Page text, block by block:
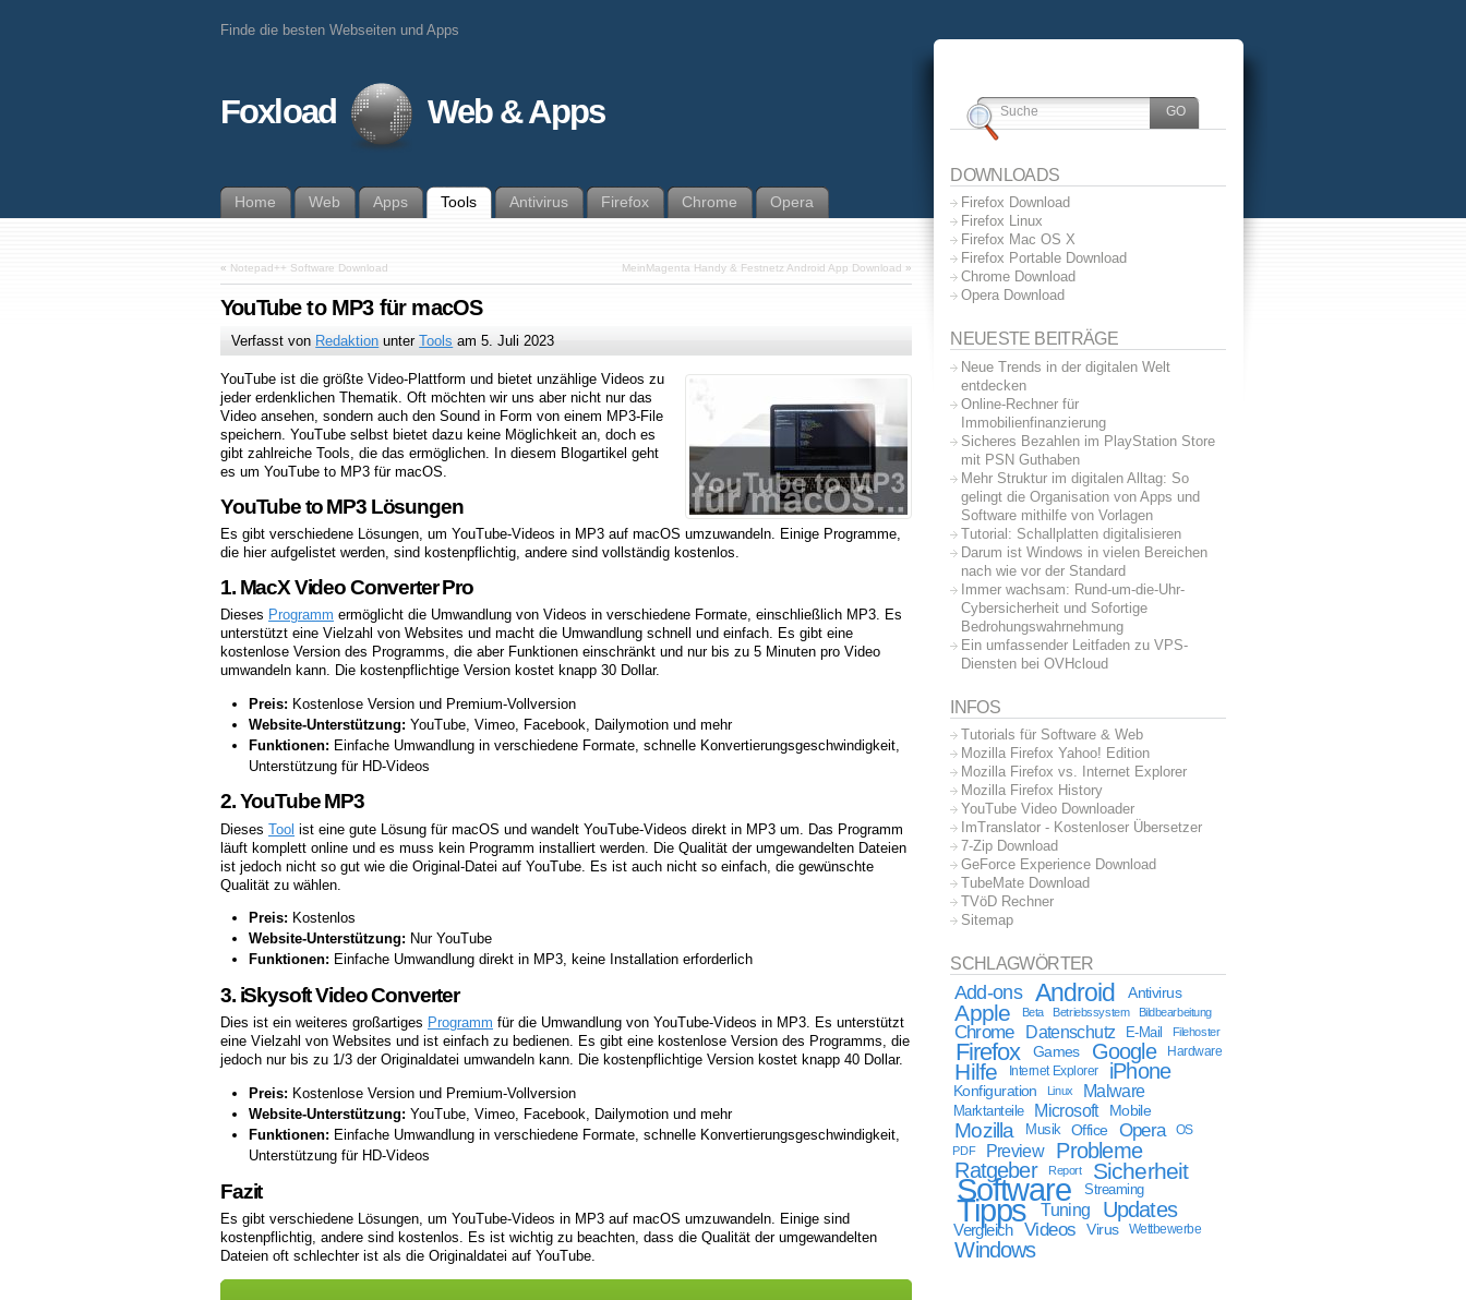
Finde die besten Webseiten und Apps
Foxload Web & Apps
Home Web Apps Tools Antivirus Firefox Chrome Opera
« Notepad++ Software Download MeinMagenta Handy & Festnetz Android App Download »
YouTube to MP3 für macOS
Verfasst von Redaktion unterTools am5. Juli 2023
YouTube ist die größte Video-Plattform und bietet unzählige Videos zu
jeder erdenklichen Thematik. Oft möchten wir uns aber nicht nur das
Video ansehen, sondern auch den Sound in Form von einem MP3-File
speichern. YouTube selbst bietet dazu keine Möglichkeit an, doch es
gibt zahlreiche Tools, die das ermöglichen. In diesem Blogartikel geht
es um YouTube to MP3 für macOS.
YouTube to MP3 Lösungen
Es gibt verschiedene Lösungen, um YouTube-Videos in MP3 auf macOS umzuwandeln. Einige Programme,
die hier aufgelistet werden, sind kostenpflichtig, andere sind vollständig kostenlos.
1. MacX Video Converter Pro
Dieses Programm ermöglicht die Umwandlung von Videos in verschiedene Formate, einschließlich MP3. Es
unterstützt eine Vielzahl von Websites und macht die Umwandlung schnell und einfach. Es gibt eine
kostenlose Version des Programms, die aber Funktionen einschränkt und nur bis zu 5 Minuten pro Video
umwandeln kann. Die kostenpflichtige Version kostet knapp 30 Dollar.
Preis: Kostenlose Version und Premium-Vollversion
Website-Unterstützung: YouTube, Vimeo, Facebook, Dailymotion und mehr
Funktionen: Einfache Umwandlung in verschiedene Formate, schnelle Konvertierungsgeschwindigkeit,
Unterstützung für HD-Videos
2. YouTube MP3
Dieses Tool ist eine gute Lösung für macOS und wandelt YouTube-Videos direkt in MP3 um. Das Programm
läuft komplett online und es muss kein Programm installiert werden. Die Qualität der umgewandelten Dateien
ist jedoch nicht so gut wie die Original-Datei auf YouTube. Es ist auch nicht so einfach, die gewünschte
Qualität zu wählen.
Preis: Kostenlos
Website-Unterstützung: Nur YouTube
Funktionen: Einfache Umwandlung direkt in MP3, keine Installation erforderlich
3. iSkysoft Video Converter
Dies ist ein weiteres großartiges Programm für die Umwandlung von YouTube-Videos in MP3. Es unterstützt
eine Vielzahl von Websites und ist einfach zu bedienen. Es gibt eine kostenlose Version des Programms, die
jedoch nur bis zu 1/3 der Originaldatei umwandeln kann. Die kostenpflichtige Version kostet knapp 40 Dollar.
Preis: Kostenlose Version und Premium-Vollversion
Website-Unterstützung: YouTube, Vimeo, Facebook, Dailymotion und mehr
Funktionen: Einfache Umwandlung in verschiedene Formate, schnelle Konvertierungsgeschwindigkeit,
Unterstützung für HD-Videos
Fazit
Es gibt verschiedene Lösungen, um YouTube-Videos in MP3 auf macOS umzuwandeln. Einige sind
kostenpflichtig, andere sind kostenlos. Es ist wichtig zu beachten, dass die Qualität der umgewandelten
Dateien oft schlechter ist als die Originaldatei auf YouTube.
DOWNLOADS
Firefox Download
Firefox Linux
Firefox Mac OS X
Firefox Portable Download
Chrome Download
Opera Download
NEUESTE BEITRÄGE
Neue Trends in der digitalen Welt
entdecken
Online-Rechner für
Immobilienfinanzierung
Sicheres Bezahlen im PlayStation Store
mit PSN Guthaben
Mehr Struktur im digitalen Alltag: So
gelingt die Organisation von Apps und
Software mithilfe von Vorlagen
Tutorial: Schallplatten digitalisieren
Darum ist Windows in vielen Bereichen
nach wie vor der Standard
Immer wachsam: Rund-um-die-Uhr-
Cybersicherheit und Sofortige
Bedrohungswahrnehmung
Ein umfassender Leitfaden zu VPS-
Diensten bei OVHcloud
INFOS
Tutorials für Software & Web
Mozilla Firefox Yahoo! Edition
Mozilla Firefox vs. Internet Explorer
Mozilla Firefox History
YouTube Video Downloader
ImTranslator - Kostenloser Übersetzer
7-Zip Download
GeForce Experience Download
TubeMate Download
TVöD Rechner
Sitemap
SCHLAGWÖRTER
Add-ons Android Antivirus
Apple Beta Betriebssystem Bildbearbeitung
Chrome Datenschutz E-Mail Filehoster
Firefox Games Google Hardware
Hilfe Internet Explorer iPhone
Konfiguration Linux Malware
Marktanteile Microsoft Mobile
Mozilla Musik Office Opera
OS
PDF
Preview
Probleme
Ratgeber
Report Sicherheit
Software Streaming
Tipps Tuning Updates
Vergleich Videos Virus Wettbewerbe
Windows